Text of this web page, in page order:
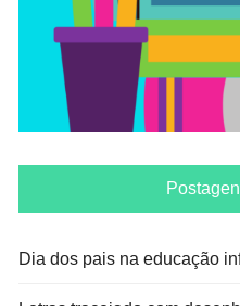
Dia dos pais na educação